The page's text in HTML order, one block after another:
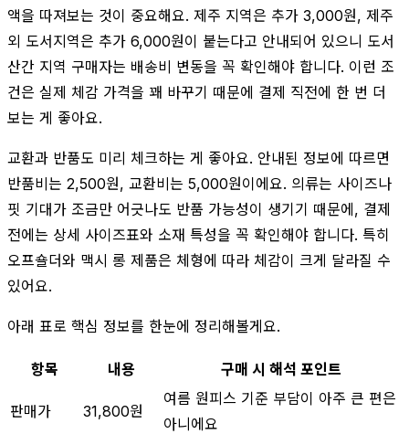
액을 따져보는 것이 중요해요. 제주 지역은 추가 3,000원, 제주
외 도서지역은 추가 6,000원이 붙는다고 안내되어 있으니 도서
산간 지역 구매자는 배송비 변동을 꼭 확인해야 합니다. 이런 조
건은 실제 체감 가격을 꽤 바꾸기 때문에 결제 직전에 한 번 더
보는 게 좋아요.
교환과 반품도 미리 체크하는 게 좋아요. 안내된 정보에 따르면
반품비는 2,500원, 교환비는 5,000원이에요. 의류는 사이즈나
핏 기대가 조금만 어긋나도 반품 가능성이 생기기 때문에, 결제
전에는 상세 사이즈표와 소재 특성을 꼭 확인해야 합니다. 특히
오프숄더와 맥시 롱 제품은 체형에 따라 체감이 크게 달라질 수
있어요.
아래 표로 핵심 정보를 한눈에 정리해볼게요.
항목 내용 구매 시 해석 포인트
판매가 31,800원
여름 원피스 기준 부담이 아주 큰 편은
아니에요